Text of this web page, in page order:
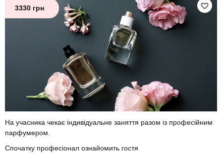
3330 грн
На учасника чекає індивідуальне заняття разом із професійним
парфумером.
Спочатку професіонал ознайомить гостя